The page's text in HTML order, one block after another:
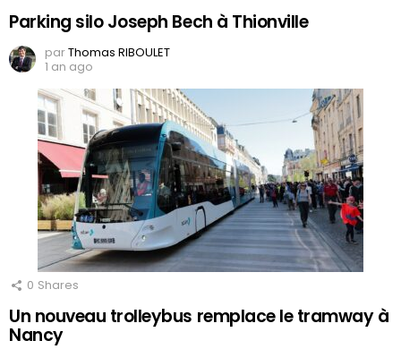
Parking silo Joseph Bech à Thionville
parThomas RIBOULET
1 an ago
0 Shares
Un nouveau trolleybus remplace le tramway à
Nancy